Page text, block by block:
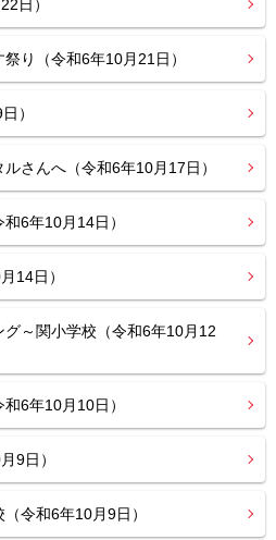
日）
り（令和6年10月21日）
）
さんへ（令和6年10月17日）
6年10月14日）
14日）
～関小学校（令和6年10月12
6年10月10日）
9日）
令和6年10月9日）